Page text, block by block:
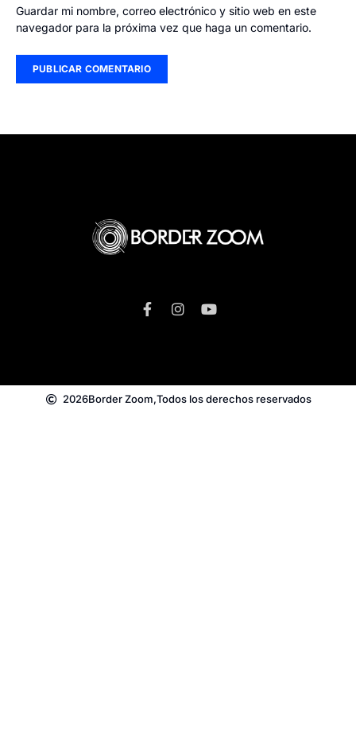
Guardar mi nombre, correo electrónico y sitio web en este
navegador para la próxima vez que haga un comentario.
2026Border Zoom,Todos los derechos reservados